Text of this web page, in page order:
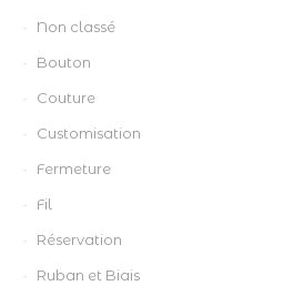
Non classé
Bouton
Couture
Customisation
Fermeture
Fil
Réservation
Ruban et Biais